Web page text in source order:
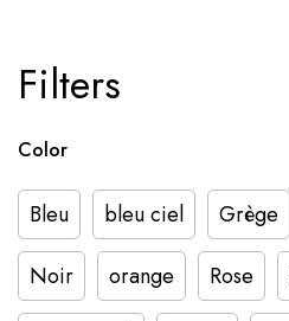
Filters
Color
Bleu bleu ciel Grège
Noir
orange Rose